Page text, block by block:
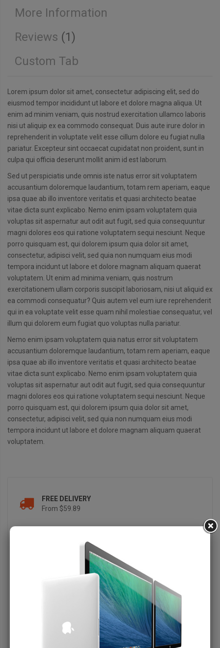
More Information
Reviews
1
Custom Tab
Lorem ipsum dolor sit amet, consectetur adipiscing elit, sed do
eiusmod tempor incididunt ut labore et dolore magna aliqua. Ut
enim ad minim veniam, quis nostrud exercitation ullamco laboris
nisi ut aliquip ex ea commodo consequat. Duis aute irure dolor in
reprehenderit in voluptate velit esse cillum dolore eu fugiat nulla
pariatur. Excepteur sint occaecat cupidatat non proident, sunt in
culpa qui officia deserunt mollit anim id est laborum.
Sed ut perspiciatis unde omnis iste natus error sit voluptatem
accusantium doloremque laudantium, totam rem aperiam, eaque
ipsa quae ab illo inventore veritatis et quasi architecto beatae
vitae dicta sunt explicabo. Nemo enim ipsam voluptatem quia
voluptas sit aspernatur aut odit aut fugit, sed quia consequuntur
magni dolores eos qui ratione voluptatem sequi nesciunt. Neque
porro quisquam est, qui dolorem ipsum quia dolor sit amet,
consectetur, adipisci velit, sed quia non numquam eius modi
tempora incidunt ut labore et dolore magnam aliquam quaerat
voluptatem. Ut enim ad minima veniam, quis nostrum
exercitationem ullam corporis suscipit laboriosam, nisi ut aliquid ex
ea commodi consequatur? Quis autem vel eum iure reprehenderit
qui in ea voluptate velit esse quam nihil molestiae consequatur, vel
illum qui dolorem eum fugiat quo voluptas nulla pariatur.
Nemo enim ipsam voluptatem quia natus error sit voluptatem
accusantium doloremque laudantium, totam rem aperiam, eaque
ipsa quae ab illo inventore veritatis et quasi architecto beatae
vitae dicta sunt explicabo. Nemo enim ipsam voluptatem quia
voluptas sit aspernatur aut odit aut fugit, sed quia consequuntur
magni dolores eos qui ratione voluptatem sequi nesciunt. Neque
porro quisquam est, qui dolorem ipsum quia dolor sit amet,
consectetur, adipisci velit, sed quia non numquam eius modi
tempora incidunt ut labore et dolore magnam aliquam quaerat
voluptatem.
FREE DELIVERY
From $59.89
SUPPORT 24/7
Online 24 hours
PAYMENT METHOD